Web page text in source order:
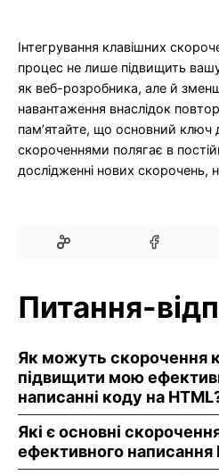
Інтегрування клавішних
процес не лише підвищить
як веб-розробника, але й
навантаження внаслідок
пам’ятайте, що основний ключ
скороченнями полягає в
дослідженні нових скорочень,
Питання-
Як можуть скорочення
підвищити мою
написанні коду на
Які є основні
ефективного написання